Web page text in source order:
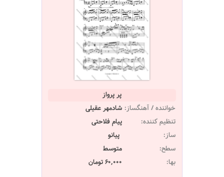
پر پرواز
خواننده / آهنگساز: شادمهر عقیلی
تنظیم کننده:
پیام فلاحتی
ساز:
پیانو
سطح:
متوسط
بها:
60,000 تومان